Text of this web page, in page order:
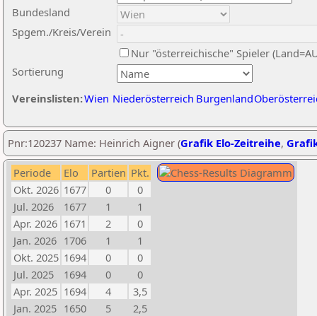
Sortierung
Bundesland
Spgem./Kreis/Verein
Nur "österreichische" Spieler
Vereinslisten:Wien Niederösterreich Burgenland
Pnr:120237 Name: Heinrich Aigner (Grafik Elo-Zeitreihe,
Periode Elo Partien Pkt.
Okt. 2026 1677 0
0
Jul. 2026
1677 1
1
Apr. 2026 1671 2
0
Jan. 2026 1706 1
1
Okt. 2025 1694 0
0
Jul. 2025
1694 0
0
Apr. 2025 1694 4
3,5
Jan. 2025 1650 5
2,5